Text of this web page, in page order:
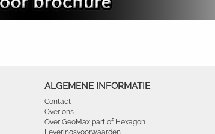
ALGEMENE INFORMATIE
Contact
Over ons
Over GeoMax part of Hexagon
Leveringsvoorwaarden